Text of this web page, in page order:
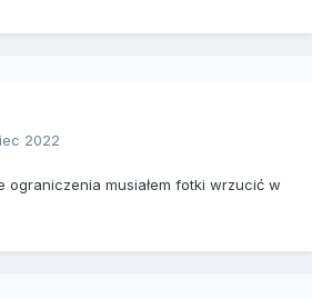
2022
ograniczenia musiałem fotki wrzucić w